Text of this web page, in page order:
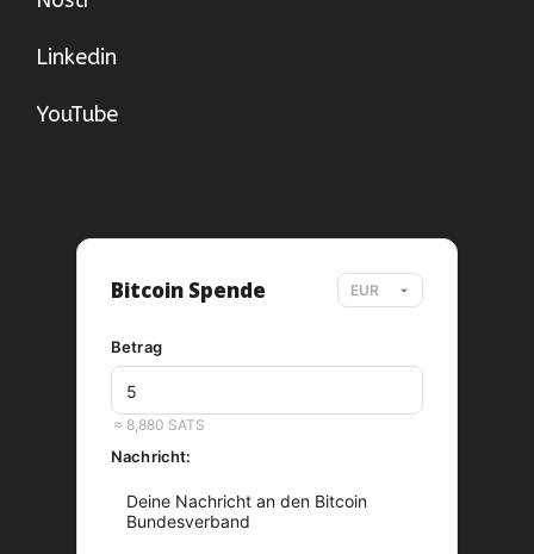
Linkedin
YouTube
Bitcoin Spende
Betrag
≈ 8,880 SATS
Nachricht: